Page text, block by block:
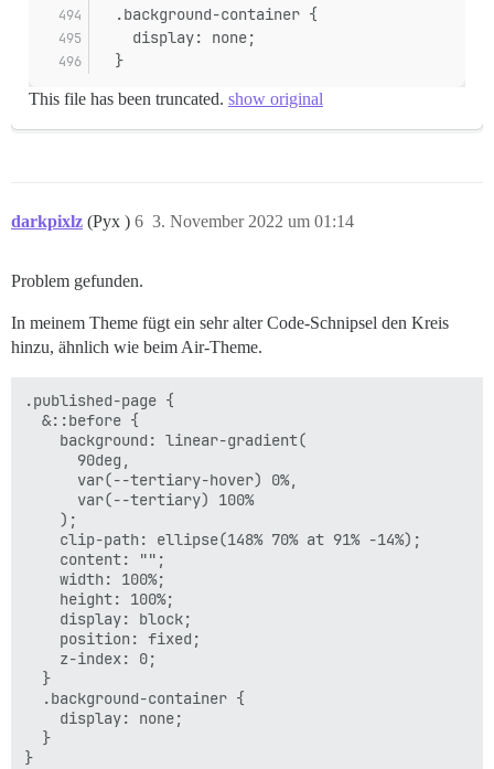
  .background-container {
    display: none;
  }
This file has been truncated. show original
darkpixlz (Pyx ) 3. November 2022 um 01:14
6
Problem gefunden.
In meinem Theme fügt ein sehr alter Code-Schnipsel den Kreis
hinzu, ähnlich wie beim Air-Theme.
.published-page {
  &::before {
    background: linear-gradient(
      90deg,
      var(--tertiary-hover) 0%,
      var(--tertiary) 100%
    );
    clip-path: ellipse(148% 70% at 91% -14%);
    content: "";
    width: 100%;
    height: 100%;
    display: block;
    position: fixed;
    z-index: 0;
  }
  .background-container {
    display: none;
  }
}